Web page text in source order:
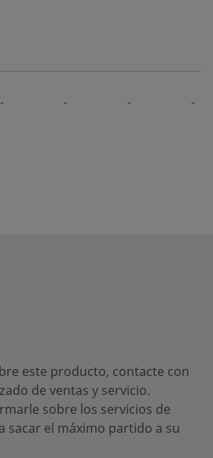
- - - -
este producto, contacte con
de ventas y servicio.
sobre los servicios de
sacar el máximo partido a su